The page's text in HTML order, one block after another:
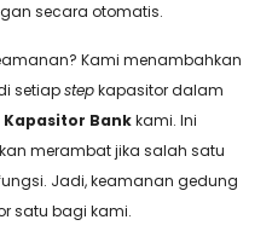
secara otomatis.
Kami menambahkan
setiapstepkapasitor dalam
Kapasitor Bankkami. Ini
merambat jika salah satu
Jadi, keamanan gedung
satu bagi kami.